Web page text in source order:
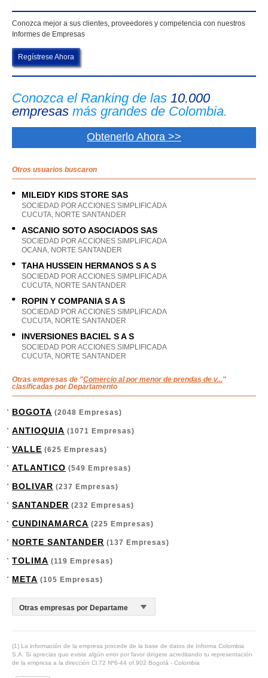
Conozca mejor a sus clientes, proveedores y competencia con nuestros
Informes de Empresas
Regístrese Ahora
Conozca el Ranking de las 10.000
empresas más grandes de Colombia.
Obtenerlo Ahora >>
Otros usuarios buscaron
MILEIDY KIDS STORE SAS
SOCIEDAD POR ACCIONES SIMPLIFICADA
CUCUTA, NORTE SANTANDER
ASCANIO SOTO ASOCIADOS SAS
SOCIEDAD POR ACCIONES SIMPLIFICADA
OCANA, NORTE SANTANDER
TAHA HUSSEIN HERMANOS S A S
SOCIEDAD POR ACCIONES SIMPLIFICADA
CUCUTA, NORTE SANTANDER
ROPIN Y COMPANIA S A S
SOCIEDAD POR ACCIONES SIMPLIFICADA
CUCUTA, NORTE SANTANDER
INVERSIONES BACIEL S A S
SOCIEDAD POR ACCIONES SIMPLIFICADA
CUCUTA, NORTE SANTANDER
Otras empresas de "Comercio al por menor de prendas de v..."
clasificadas por Departamento
BOGOTA (2048 Empresas)
ANTIOQUIA (1071 Empresas)
VALLE (625 Empresas)
ATLANTICO (549 Empresas)
BOLIVAR (237 Empresas)
SANTANDER (232 Empresas)
CUNDINAMARCA (225 Empresas)
NORTE SANTANDER (137 Empresas)
TOLIMA (119 Empresas)
META (105 Empresas)
(1) La información de la empresa procede de la base de datos de Informa Colombia
S.A. Si aprecias que existe algún error por favor dirígete acreditando tu representación
de la empresa a la dirección Cl.72 Nº6-44 of.902 Bogotá - Colombia